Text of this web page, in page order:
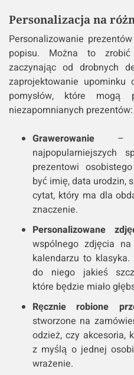
Personalizacja na
Personalizowanie
popisu. Można to
zaczynając od drobnych
zaprojektowanie
pomysłów, które mogą
niezapomnianych prezentów:
Grawerowanie –
najpopularniejszych
prezentowi
być imię, data urodzin,
cytat, który ma dla
znaczenie.
Personalizowane
wspólnego zdjęcia
kalendarzu to
do niego jakieś
które będzie miało
Ręcznie robione
stworzone na
odzież, czy akcesoria,
z myślą o jednej
wrażenie.